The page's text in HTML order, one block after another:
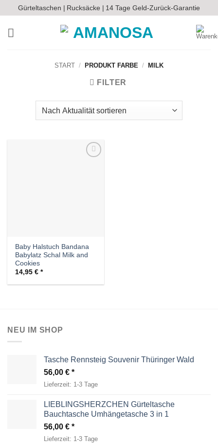
Inhalt
springen
Gürteltaschen | Rucksäcke | 14 Tage Geld-Zurück-Garantie
START / PRODUKT FARBE / MILK
FILTER
Baby Halstuch Bandana
Babylatz Schal Milk and
Cookies
14,95€
NEU IM SHOP
Tasche Rennsteig Souvenir Thüringer Wald
56,00 €
Lieferzeit: 1-3 Tage
LIEBLINGSHERZCHEN Gürteltasche
Bauchtasche Umhängetasche 3 in 1
56,00 €
Lieferzeit: 1-3 Tage